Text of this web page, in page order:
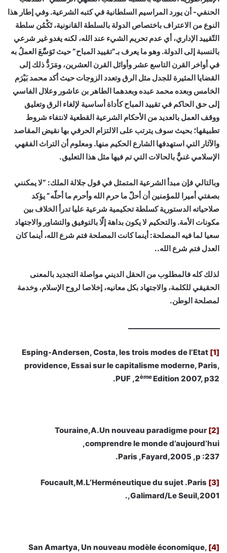
الحنفي- أن يورد المراسيم السلطانية في كتبه الشرعية. وفي إطار هذا
النوع من الاعتراف باختصاص الدولة بالسلطة القانونية، تَكْمُن سلطة
التّقييد الإداري، أي عدم تحريم الشيء عند الله، لكنه يغدو غير شرعي
بالنسبة إلى الدولة. وهو ما يعرف بـ”تقييد المباح” حيث تَوَسَّعَ العملُ به
في أواخر القرن التاسع عشر وأوائل القرن العشرين، ومَرَدُّ ذلك إلى
القضايا المثيرة للجدل مثل الرق وتعدد الزوجات حيث أكد محمد بَيْرَم
الخامس وبعده محمد عبده وبعدهما الطاهر بن عاشور وعلال الفاسي
إلى حق الحاكم في تقييد المباح كأداة أساسية لإلغاء الرق وتعليق
ووقف العمل بالعديد من الأحكام الشرعية القطعية لانتفاء شروط
تطبيقها؛ بحيث سوف يترتب على الالتزام الحرفي بها نقيض المقاصد
والآثار التي استهدفها الشارع الحكيم منها. ومعلوم أن التراث الفقهي
الإسلامي غنيٌّ بالحالات التي تم فيها مثل هذا التعليق.
وبالتالي فإن مبدأ الشرعية المتمثل في قول جلالة الملك: “لا يمكنني
بصفتي أميرا للمؤمنين أن أحلّ ما حرم الله وأحرم ما أحلّه” يؤكد
صلاحياته الدستورية كسلطة تحكيمية شرعية عليا تدرأ الخلاف بين
مكونات الأمة. والتحكيم لا يكون بداهة إلّا بالتوفيق والتشاور والاجتهاد
سعيا لما فيه المصلحة: أينما كانت المصلحة فتم شرع الله، أينما كان
العدل فتم شرع الله..
لذلك كله فالمطلوب من الحقل الديني مواصلة التجديد بالمعنى
الحقيقي للكلمة، والاجتهاد بكل معانيه، إخلاصا لروح الإسلام، وخدمة
لمصلحة الوطن.
ـــــــــــــــــــــــــــــــــــــــــــــ
[1]
Esping-Andersen, Costa, les trois modes de l’Etat
providence, Essai sur le capitalisme moderne, Paris,
PUF ,2èmeEdition 2007, p32.
[2]
Touraine,A.Un nouveau paradigme pour
comprendre le monde d’aujourd’hui,
Paris ,Fayard,2005 ,p :237.
[3]
Foucault,M.L’Herméneutique du sujet .Paris
,Galimard/Le Seuil,2001.
[4]
San Amartya, Un nouveau modèle économique,